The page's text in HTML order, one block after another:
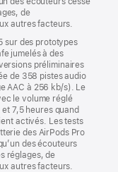
de
autres facteurs.
sur des prototypes
jumelés à des
préliminaires
de 358 pistes audio
AAC à 256 kb/s). Le
le volume réglé
7,5 heures quand
activés. Les tests
des AirPods Pro
des écouteurs
réglages, de
autres facteurs.